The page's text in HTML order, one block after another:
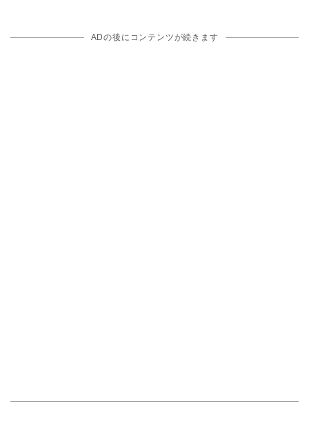
ADの後にコンテンツが続きます